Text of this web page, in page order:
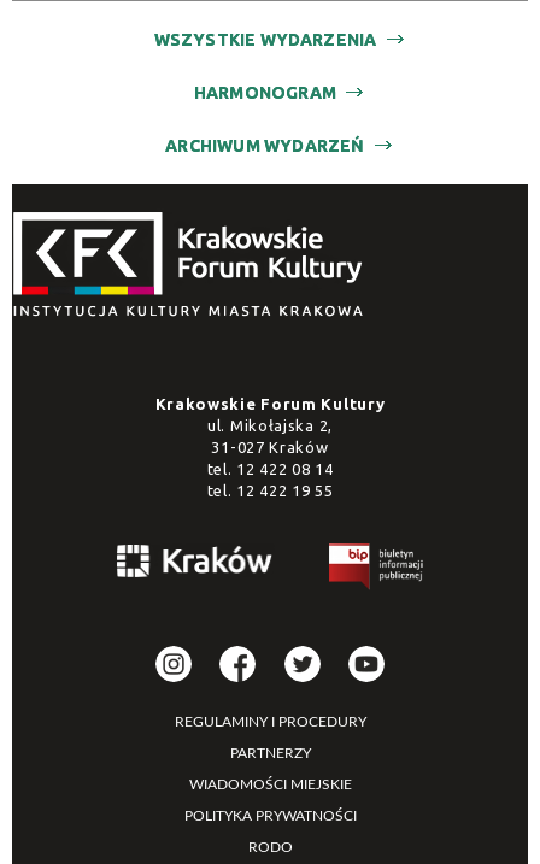
WSZYSTKIE WYDARZENIA
HARMONOGRAM
ARCHIWUM WYDARZEŃ
Krakowskie Forum Kultury
ul. Mikołajska 2,
31-027 Kraków
tel. 12 422 08 14
tel. 12 422 19 55
REGULAMINY I PROCEDURY
PARTNERZY
WIADOMOŚCI MIEJSKIE
POLITYKA PRYWATNOŚCI
RODO